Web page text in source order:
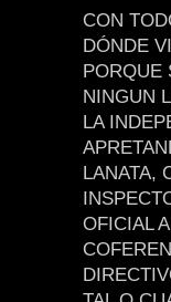
CON
DÓNDE
PORQUE
NINGUN
LA
LANATA,
OFICIAL